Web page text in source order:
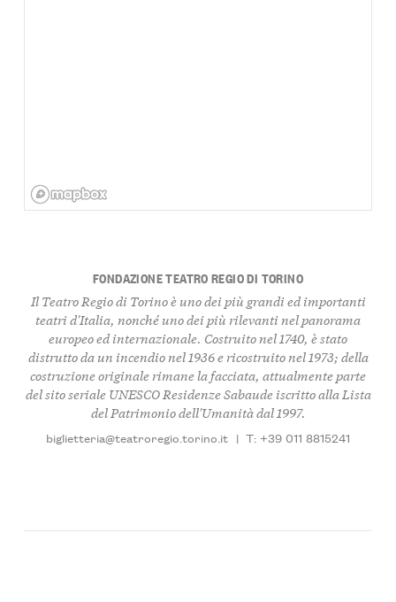
FONDAZIONE TEATRO REGIO DI TORINO
Il Teatro Regio di Torino è uno dei più grandi ed importanti
teatri d'Italia, nonché uno dei più rilevanti nel panorama
europeo ed internazionale. Costruito nel 1740, è stato
distrutto da un incendio nel 1936 e ricostruito nel 1973; della
costruzione originale rimane la facciata, attualmente parte
del sito seriale UNESCO Residenze Sabaude iscritto alla Lista
del Patrimonio dell'Umanità dal 1997.
biglietteria@teatroregio.torino.it | T: +39 011 8815241